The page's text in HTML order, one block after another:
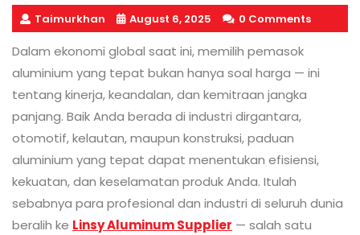
Taimurkhan August 6, 2025 0 Comments
Dalam ekonomi global saat ini, memilih pemasok
aluminium yang tepat bukan hanya soal harga — ini
tentang kinerja, keandalan, dan kemitraan jangka
panjang. Baik Anda berada di industri dirgantara,
otomotif, kelautan, maupun konstruksi, paduan
aluminium yang tepat dapat menentukan efisiensi,
kekuatan, dan keselamatan produk Anda. Itulah
sebabnya para profesional dan industri di seluruh dunia
beralih ke Linsy Aluminum Supplier — salah satu